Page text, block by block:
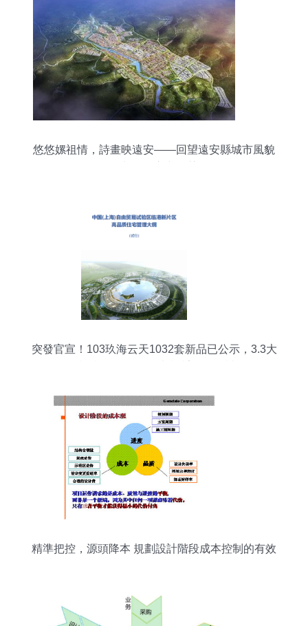
悠悠嫘祖情，詩畫映遠安——回望遠安縣城市風貌
突發官宣！103玖海云天1032套新品已公示，3.3大
精準把控，源頭降本 規劃設計階段成本控制的有效